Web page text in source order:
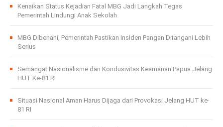
Kenaikan Status Kejadian Fatal MBG Jadi Langkah Tegas
Pemerintah Lindungi Anak Sekolah
MBG Dibenahi, Pemerintah Pastikan Insiden Pangan Ditangani Lebih
Serius
Semangat Nasionalisme dan Kondusivitas Keamanan Papua Jelang
HUT Ke-81 RI
Situasi Nasional Aman Harus Dijaga dari Provokasi Jelang HUT ke-
81 RI